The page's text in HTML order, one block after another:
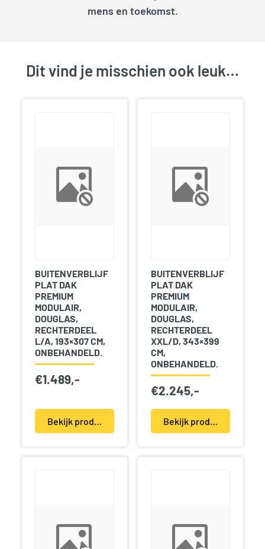
mens en toekomst.
Dit vind je misschien ook leuk…
BUITENVERBLIJF
PLAT DAK
PREMIUM
MODULAIR,
DOUGLAS,
RECHTERDEEL
L/A, 193×307 CM,
ONBEHANDELD.
€1.489,-
BUITENVERBLIJF
PLAT DAK
PREMIUM
MODULAIR,
DOUGLAS,
RECHTERDEEL
XXL/D, 343×399
CM,
ONBEHANDELD.
€2.245,-